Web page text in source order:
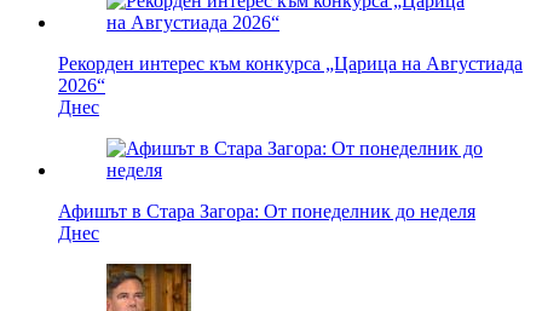
Рекорден интерес към конкурса „Царица на Августиада
2026“
Днес
Афишът в Стара Загора: От понеделник до неделя
Днес